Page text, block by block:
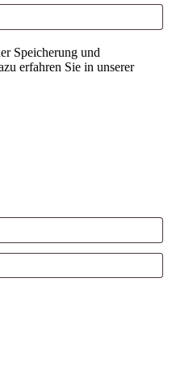
Speicherung und
erfahren Sie in unserer